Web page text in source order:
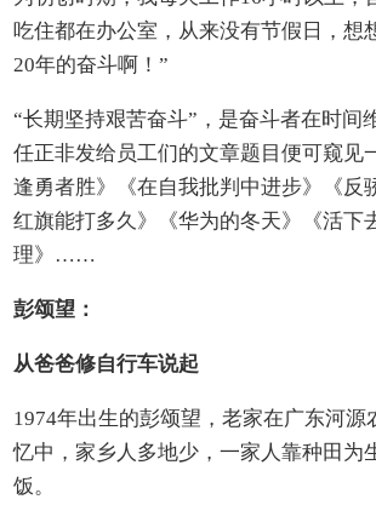
吃住都在办公室，从来没有节假日，想
20年的奋斗啊！”
“长期坚持艰苦奋斗”，是奋斗者在时间
任正非发给员工们的文章题目便可窥
逢勇者胜》《在自我批判中进步》《反
红旗能打多久》《华为的冬天》《活下
理》……
彭颂望：
从爸爸修自行车说起
1974年出生的彭颂望，老家在广东河源
忆中，家乡人多地少，一家人靠种田为
饭。